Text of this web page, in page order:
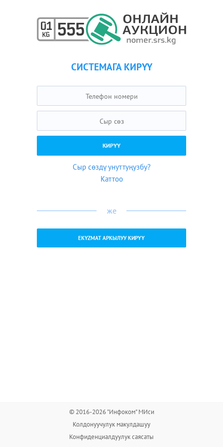
СИСТЕМАГА КИРҮҮ
Сыр сөздү унуттуңузбу?
Каттоо
же
EKYZMAT АРКЫЛУУ КИРҮҮ
© 2016-2026 "Инфоком" МИси
Колдонуучулук макулдашуу
Конфиденциалдуулук саясаты